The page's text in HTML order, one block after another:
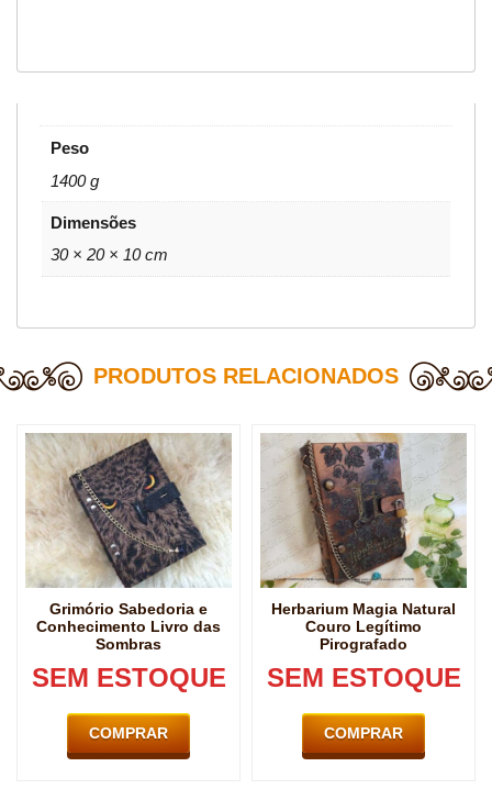
Peso
1400 g
Dimensões
30 × 20 × 10 cm
PRODUTOS RELACIONADOS
Grimório Sabedoria e
Conhecimento Livro das
Sombras
SEM ESTOQUE
COMPRAR
Herbarium Magia Natural
Couro Legítimo
Pirografado
SEM ESTOQUE
COMPRAR